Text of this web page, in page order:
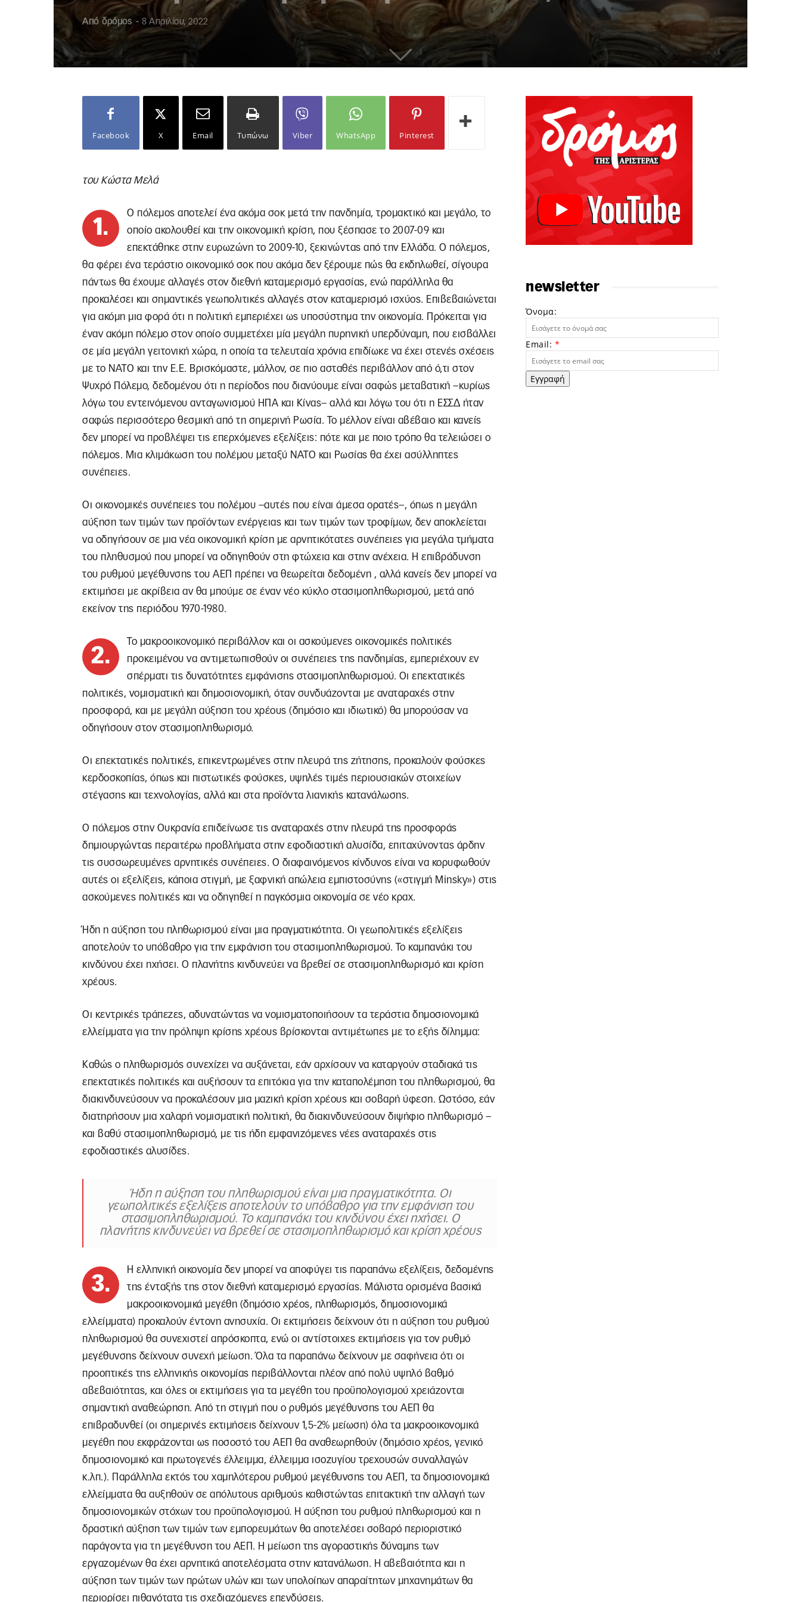
Από δρόμος - 8 Απριλίου, 2022
Facebook X Email Τυπώνω Viber WhatsApp Pinterest
του Κώστα Μελά
1.
Ο πόλεμος αποτελεί ένα ακόμα σοκ μετά την πανδημία, τρομακτικό και μεγάλο, το
οποίο ακολουθεί και την οικονομική κρίση, που ξέσπασε το 2007-09 και
επεκτάθηκε στην ευρωζώνη το 2009-10, ξεκινώντας από την Ελλάδα. Ο πόλεμος,
θα φέρει ένα τεράστιο οικονομικό σοκ που ακόμα δεν ξέρουμε πώς θα εκδηλωθεί, σίγουρα
πάντως θα έχουμε αλλαγές στον διεθνή καταμερισμό εργασίας, ενώ παράλληλα θα
προκαλέσει και σημαντικές γεωπολιτικές αλλαγές στον καταμερισμό ισχύος. Επιβεβαιώνεται
για ακόμη μια φορά ότι η πολιτική εμπεριέχει ως υποσύστημα την οικονομία. Πρόκειται για
έναν ακόμη πόλεμο στον οποίο συμμετέχει μία μεγάλη πυρηνική υπερδύναμη, που εισβάλλει
σε μία μεγάλη γειτονική χώρα, η οποία τα τελευταία χρόνια επιδίωκε να έχει στενές σχέσεις
με το ΝΑΤΟ και την Ε.Ε. Βρισκόμαστε, μάλλον, σε πιο ασταθές περιβάλλον από ό,τι στον
Ψυχρό Πόλεμο, δεδομένου ότι η περίοδος που διανύουμε είναι σαφώς μεταβατική –κυρίως
λόγω του εντεινόμενου ανταγωνισμού ΗΠΑ και Κίνας– αλλά και λόγω του ότι η ΕΣΣΔ ήταν
σαφώς περισσότερο θεσμική από τη σημερινή Ρωσία. Το μέλλον είναι αβέβαιο και κανείς
δεν μπορεί να προβλέψει τις επερχόμενες εξελίξεις: πότε και με ποιο τρόπο θα τελειώσει ο
πόλεμος. Μια κλιμάκωση του πολέμου μεταξύ ΝΑΤΟ και Ρωσίας θα έχει ασύλληπτες
συνέπειες.
Οι οικονομικές συνέπειες του πολέμου –αυτές που είναι άμεσα ορατές–, όπως η μεγάλη
αύξηση των τιμών των προϊόντων ενέργειας και των τιμών των τροφίμων, δεν αποκλείεται
να οδηγήσουν σε μια νέα οικονομική κρίση με αρνητικότατες συνέπειες για μεγάλα τμήματα
του πληθυσμού που μπορεί να οδηγηθούν στη φτώχεια και στην ανέχεια. Η επιβράδυνση
του ρυθμού μεγέθυνσης του ΑΕΠ πρέπει να θεωρείται δεδομένη , αλλά κανείς δεν μπορεί να
εκτιμήσει με ακρίβεια αν θα μπούμε σε έναν νέο κύκλο στασιμοπληθωρισμού, μετά από
εκείνον της περιόδου 1970-1980.
2.
Το μακροοικονομικό περιβάλλον και οι ασκούμενες οικονομικές πολιτικές
προκειμένου να αντιμετωπισθούν οι συνέπειες της πανδημίας, εμπεριέχουν εν
σπέρματι τις δυνατότητες εμφάνισης στασιμοπληθωρισμού. Οι επεκτατικές
πολιτικές, νομισματική και δημοσιονομική, όταν συνδυάζονται με αναταραχές στην
προσφορά, και με μεγάλη αύξηση του χρέους (δημόσιο και ιδιωτικό) θα μπορούσαν να
οδηγήσουν στον στασιμοπληθωρισμό.
Οι επεκτατικές πολιτικές, επικεντρωμένες στην πλευρά της ζήτησης, προκαλούν φούσκες
κερδοσκοπίας, όπως και πιστωτικές φούσκες, υψηλές τιμές περιουσιακών στοιχείων
στέγασης και τεχνολογίας, αλλά και στα προϊόντα λιανικής κατανάλωσης.
Ο πόλεμος στην Ουκρανία επιδείνωσε τις αναταραχές στην πλευρά της προσφοράς
δημιουργώντας περαιτέρω προβλήματα στην εφοδιαστική αλυσίδα, επιταχύνοντας άρδην
τις συσσωρευμένες αρνητικές συνέπειες. Ο διαφαινόμενος κίνδυνος είναι να κορυφωθούν
αυτές οι εξελίξεις, κάποια στιγμή, με ξαφνική απώλεια εμπιστοσύνης («στιγμή Minsky») στις
ασκούμενες πολιτικές και να οδηγηθεί η παγκόσμια οικονομία σε νέο κραχ.
Ήδη η αύξηση του πληθωρισμού είναι μια πραγματικότητα. Οι γεωπολιτικές εξελίξεις
αποτελούν το υπόβαθρο για την εμφάνιση του στασιμοπληθωρισμού. Το καμπανάκι του
κινδύνου έχει ηχήσει. Ο πλανήτης κινδυνεύει να βρεθεί σε στασιμοπληθωρισμό και κρίση
χρέους.
Οι κεντρικές τράπεζες, αδυνατώντας να νομισματοποιήσουν τα τεράστια δημοσιονομικά
ελλείμματα για την πρόληψη κρίσης χρέους βρίσκονται αντιμέτωπες με το εξής δίλημμα:
Καθώς ο πληθωρισμός συνεχίζει να αυξάνεται, εάν αρχίσουν να καταργούν σταδιακά τις
επεκτατικές πολιτικές και αυξήσουν τα επιτόκια για την καταπολέμηση του πληθωρισμού, θα
διακινδυνεύσουν να προκαλέσουν μια μαζική κρίση χρέους και σοβαρή ύφεση. Ωστόσο, εάν
διατηρήσουν μια χαλαρή νομισματική πολιτική, θα διακινδυνεύσουν διψήφιο πληθωρισμό –
και βαθύ στασιμοπληθωρισμό, με τις ήδη εμφανιζόμενες νέες αναταραχές στις
εφοδιαστικές αλυσίδες.
Ήδη η αύξηση του πληθωρισμού είναι μια πραγματικότητα. Οι
γεωπολιτικές εξελίξεις αποτελούν το υπόβαθρο για την εμφάνιση του
στασιμοπληθωρισμού. Το καμπανάκι του κινδύνου έχει ηχήσει. Ο
πλανήτης κινδυνεύει να βρεθεί σε στασιμοπληθωρισμό και κρίση χρέους
3.
Η ελληνική οικονομία δεν μπορεί να αποφύγει τις παραπάνω εξελίξεις, δεδομένης
της ένταξής της στον διεθνή καταμερισμό εργασίας. Μάλιστα ορισμένα βασικά
μακροοικονομικά μεγέθη (δημόσιο χρέος, πληθωρισμός, δημοσιονομικά
ελλείμματα) προκαλούν έντονη ανησυχία. Οι εκτιμήσεις δείχνουν ότι η αύξηση του ρυθμού
πληθωρισμού θα συνεχιστεί απρόσκοπτα, ενώ οι αντίστοιχες εκτιμήσεις για τον ρυθμό
μεγέθυνσης δείχνουν συνεχή μείωση. Όλα τα παραπάνω δείχνουν με σαφήνεια ότι οι
προοπτικές της ελληνικής οικονομίας περιβάλλονται πλέον από πολύ υψηλό βαθμό
αβεβαιότητας, και όλες οι εκτιμήσεις για τα μεγέθη του προϋπολογισμού χρειάζονται
σημαντική αναθεώρηση. Από τη στιγμή που ο ρυθμός μεγέθυνσης του ΑΕΠ θα
επιβραδυνθεί (οι σημερινές εκτιμήσεις δείχνουν 1,5-2% μείωση) όλα τα μακροοικονομικά
μεγέθη που εκφράζονται ως ποσοστό του ΑΕΠ θα αναθεωρηθούν (δημόσιο χρέος, γενικό
δημοσιονομικό και πρωτογενές έλλειμμα, έλλειμμα ισοζυγίου τρεχουσών συναλλαγών
κ.λπ.). Παράλληλα εκτός του χαμηλότερου ρυθμού μεγέθυνσης του ΑΕΠ, τα δημοσιονομικά
ελλείμματα θα αυξηθούν σε απόλυτους αριθμούς καθιστώντας επιτακτική την αλλαγή των
δημοσιονομικών στόχων του προϋπολογισμού. Η αύξηση του ρυθμού πληθωρισμού και η
δραστική αύξηση των τιμών των εμπορευμάτων θα αποτελέσει σοβαρό περιοριστικό
παράγοντα για τη μεγέθυνση του ΑΕΠ. Η μείωση της αγοραστικής δύναμης των
εργαζομένων θα έχει αρνητικά αποτελέσματα στην κατανάλωση. Η αβεβαιότητα και η
αύξηση των τιμών των πρώτων υλών και των υπολοίπων απαραίτητων μηχανημάτων θα
περιορίσει πιθανότατα τις σχεδιαζόμενες επενδύσεις.
newsletter
Όνομα:
Email: *
Εγγραφή